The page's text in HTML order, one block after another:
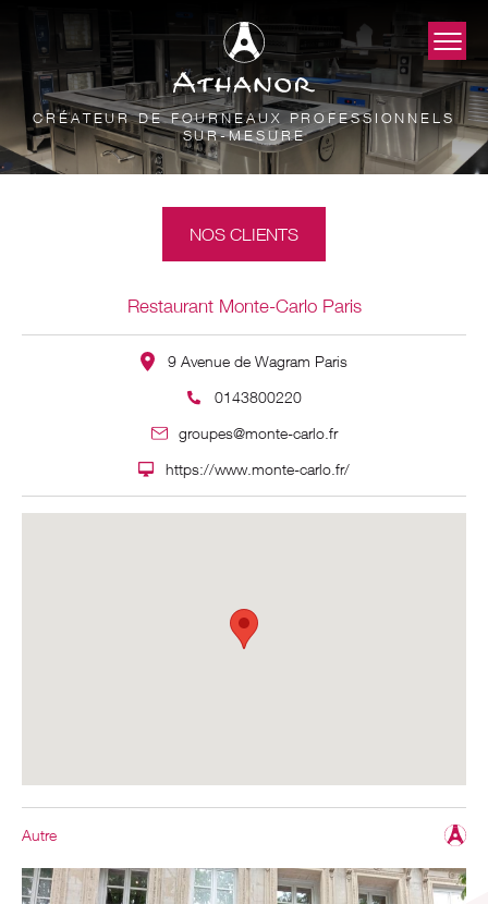
CRÉATEUR DE FOURNEAUX PROFESSIONNELS
SUR-MESURE
NOS CLIENTS
Restaurant Monte-Carlo Paris
9 Avenue de Wagram Paris
0143800220
groupes@monte-carlo.fr
https://www.monte-carlo.fr/
Autre